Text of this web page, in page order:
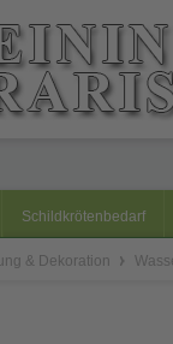
Schildkrötenbedarf
& Dekoration